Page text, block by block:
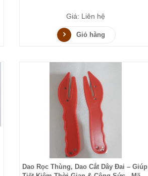
Giá: Liên hệ
Giỏ hàng
Dao Rọc Thùng, Dao Cắt Dây Đai – Giúp